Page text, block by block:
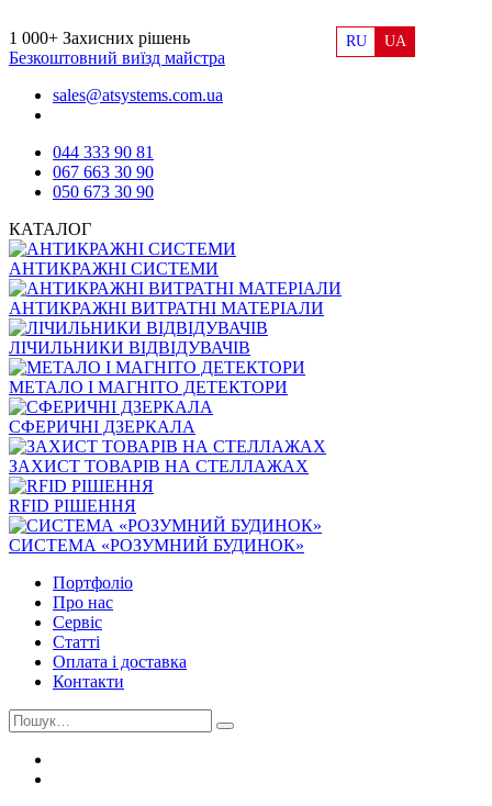
RU UA
1 000+ Захисних рішень
Безкоштовний виїзд майстра
sales@atsystems.com.ua
044 333 90 81
067 663 30 90
050 673 30 90
КАТАЛОГ
АНТИКРАЖНІ СИСТЕМИ
АНТИКРАЖНІ ВИТРАТНІ МАТЕРІАЛИ
ЛІЧИЛЬНИКИ ВІДВІДУВАЧІВ
МЕТАЛО І МАГНІТО ДЕТЕКТОРИ
СФЕРИЧНІ ДЗЕРКАЛА
ЗАХИСТ ТОВАРІВ НА СТЕЛЛАЖАХ
RFID РІШЕННЯ
СИСТЕМА «РОЗУМНИЙ БУДИНОК»
Портфоліо
Про нас
Сервіс
Статті
Оплата і доставка
Контакти